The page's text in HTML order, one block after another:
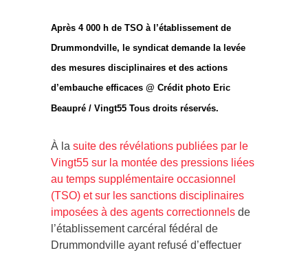
Après 4 000 h de TSO à l’établissement de
Drummondville, le syndicat demande la levée
des mesures disciplinaires et des actions
d’embauche efficaces @ Crédit photo Eric
Beaupré / Vingt55 Tous droits réservés.
À la suite des révélations publiées par le
Vingt55 sur la montée des pressions liées
au temps supplémentaire occasionnel
(TSO) et sur les sanctions disciplinaires
imposées à des agents correctionnels de
l’établissement carcéral fédéral de
Drummondville ayant refusé d’effectuer